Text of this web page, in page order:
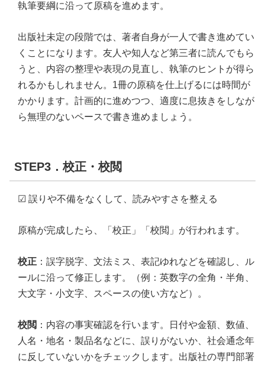
執筆要綱に沿って原稿を進めます。
出版社未定の段階では、著者自身が一人で書き進めてい
くことになります。友人や知人など第三者に読んでもら
うと、内容の整理や表現の見直し、執筆のヒントが得ら
れるかもしれません。1冊の原稿を仕上げるには時間が
かかります。計画的に進めつつ、適度に息抜きをしなが
ら無理のないペースで書き進めましょう。
STEP3．校正・校閲
☑ 誤りや不備をなくして、読みやすさを整える
原稿が完成したら、「校正」「校閲」が行われます。
校正 ：誤字脱字、文法ミス、表記ゆれなどを確認し、ル
ールに沿って修正します。（例：英数字の全角・半角、
大文字・小文字、スペースの使い方など）。
校閲 ：内容の事実確認を行います。日付や金額、数値、
人名・地名・製品名などに、誤りがないか、社会通念年
に反していないかをチェックします。出版社の専門部署